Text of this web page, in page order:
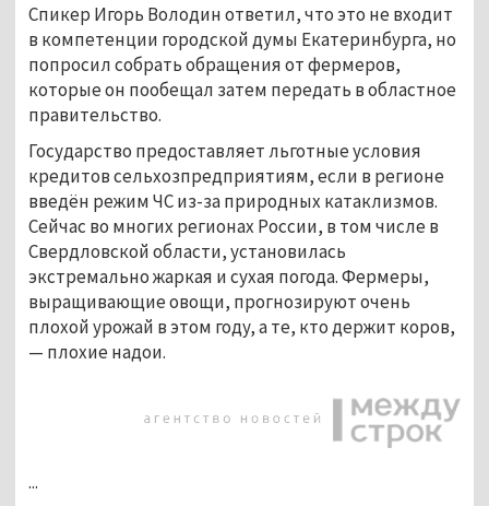
Спикер Игорь Володин ответил, что это не входит
в компетенции городской думы Екатеринбурга, но
попросил собрать обращения от фермеров,
которые он пообещал затем передать в областное
правительство.
Государство предоставляет льготные условия
кредитов сельхозпредприятиям, если в регионе
введён режим ЧС из-за природных катаклизмов.
Сейчас во многих регионах России, в том числе в
Свердловской области, установилась
экстремально жаркая и сухая погода. Фермеры,
выращивающие овощи, прогнозируют очень
плохой урожай в этом году, а те, кто держит коров,
— плохие надои.
...